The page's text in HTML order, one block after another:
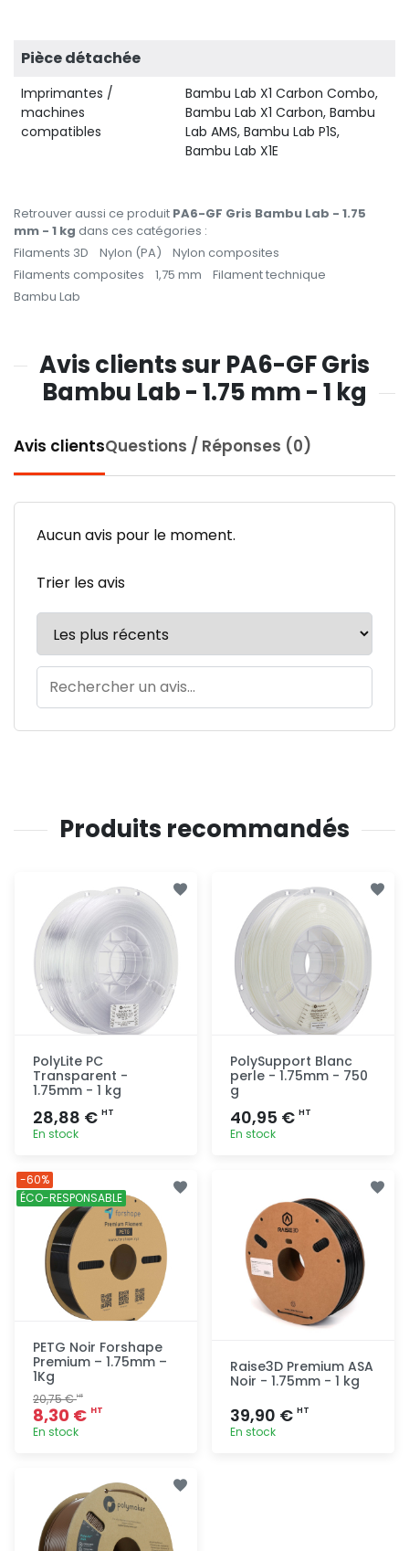
Pièce détachée
Imprimantes /
machines
compatibles
Bambu Lab X1 Carbon Combo,
Bambu Lab X1 Carbon, Bambu
Lab AMS, Bambu Lab P1S,
Bambu Lab X1E
Retrouver aussi ce produit PA6-GF Gris Bambu Lab - 1.75
mm - 1 kg dans ces catégories :
Filaments 3D
Nylon (PA)
Nylon composites
Filaments composites
1,75 mm
Filament technique
Bambu Lab
Avis clients sur PA6-GF Gris
Bambu Lab - 1.75 mm - 1 kg
Avis clientsQuestions / Réponses (0)
Aucun avis pour le moment.
Trier les avis
Produits recommandés
PolyLite PC
Transparent -
1.75mm - 1 kg
28,88 € HT
En stock
rapide
PolySupport Blanc
perle - 1.75mm - 750
g
40,95 € HT
En stock
PETG Noir Forshape
Premium – 1.75mm –
1Kg
20,75 €HT
8,30 € HT
En stock
rapide
-60%
ÉCO-RESPONSABLE
Raise3D Premium ASA
Noir - 1.75mm - 1 kg
39,90 € HT
En stock